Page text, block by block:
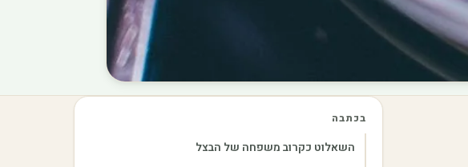
בכתבה
השאלוט כקרוב משפחה של הבצל